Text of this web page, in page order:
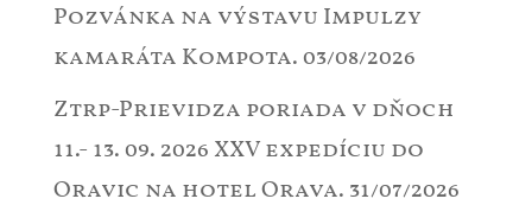
Pozvánka na výstavu Impulzy
kamaráta Kompota. 03/08/2026
Ztrp-Prievidza poriada v dňoch
11.- 13. 09. 2026 XXV expedíciu do
Oravic na hotel Orava. 31/07/2026